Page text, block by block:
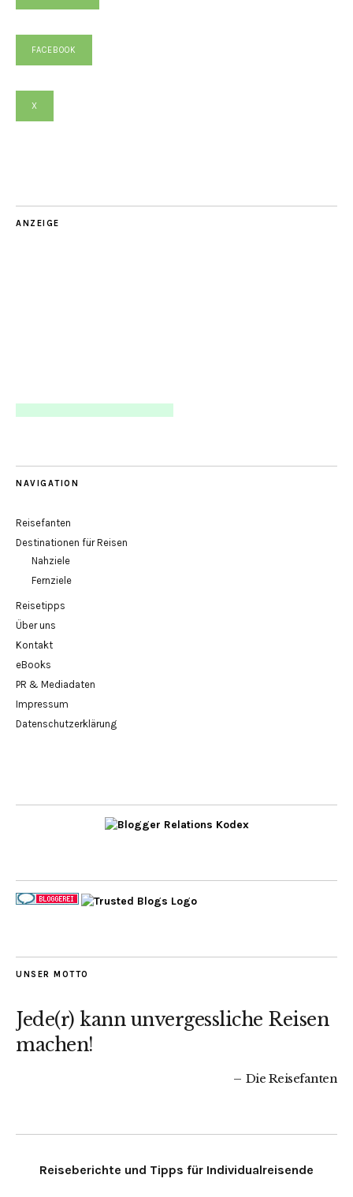
FACEBOOK
X
ANZEIGE
NAVIGATION
Reisefanten
Destinationen für Reisen
Nahziele
Fernziele
Reisetipps
Über uns
Kontakt
eBooks
PR & Mediadaten
Impressum
Datenschutzerklärung
UNSER MOTTO
Jede(r) kann unvergessliche Reisen
machen!
Die Reisefanten
Reiseberichte und Tipps für Individualreisende